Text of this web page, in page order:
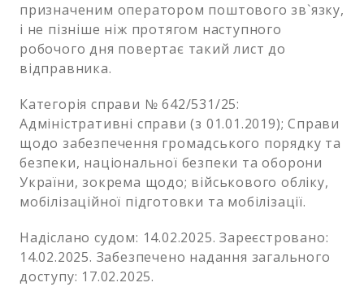
призначеним оператором поштового зв`язку,
і не пізніше ніж протягом наступного
робочого дня повертає такий лист до
відправника.
Категорія справи № 642/531/25:
Адміністративні справи (з 01.01.2019); Справи
щодо забезпечення громадського порядку та
безпеки, національної безпеки та оборони
України, зокрема щодо; військового обліку,
мобілізаційної підготовки та мобілізації.
Надіслано судом: 14.02.2025. Зареєстровано:
14.02.2025. Забезпечено надання загального
доступу: 17.02.2025.